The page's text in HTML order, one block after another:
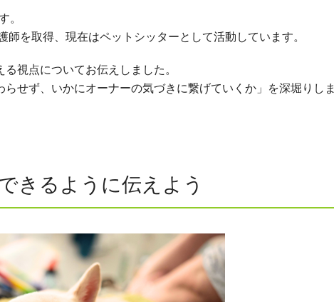
。
を取得、現在はペットシッターとして活動しています。
視点についてお伝えしました。
せず、いかにオーナーの気づきに繋げていくか」を深堀りしま
きるように伝えよう